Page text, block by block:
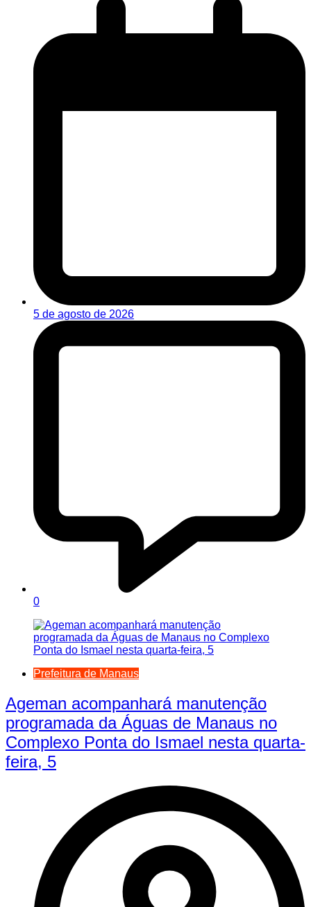
5 de agosto de 2026
0
Prefeitura de Manaus
Ageman acompanhará manutenção
programada da Águas de Manaus no
Complexo Ponta do Ismael nesta quarta-
feira, 5